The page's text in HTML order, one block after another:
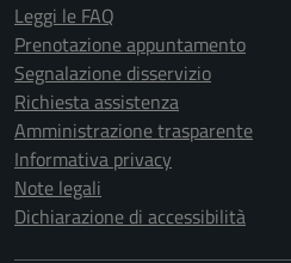
Leggi le FAQ
Prenotazione appuntamento
Segnalazione disservizio
Richiesta assistenza
Amministrazione trasparente
Informativa privacy
Note legali
Dichiarazione di accessibilità